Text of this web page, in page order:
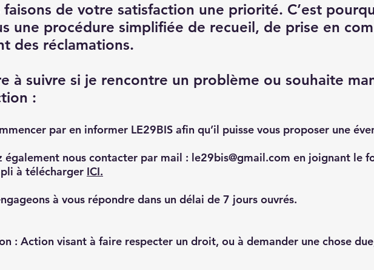
faisons de votre satisfaction une priorité. C’est
une procédure simplifiée de recueil, de prise en
des réclamations.
à suivre si je rencontre un problème ou souhaite
:
par en informer LE29BIS afin qu’il puisse vous proposer une
également nous contacter par mail : le29bis@gmail.com en joignant le
à télécharger ICI.
à vous répondre dans un délai de 7 jours ouvrés.
: Action visant à faire respecter un droit, ou à demander une chose